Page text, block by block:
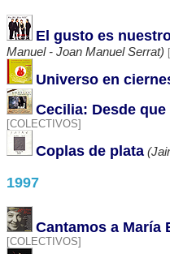
El gusto es
Manuel - Joan Manuel Serrat)
Universo en
Cecilia: Desde
[COLECTIVOS]
Coplas de plata
1997
Cantamos a María
[COLECTIVOS]